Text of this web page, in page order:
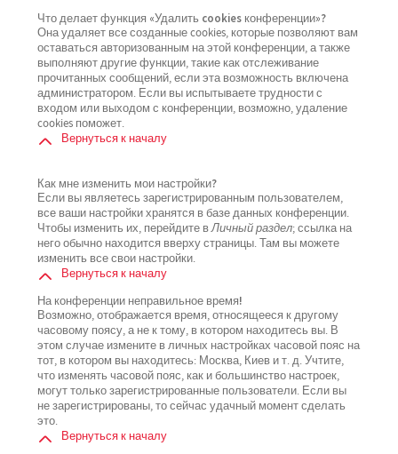
Что делает функция «Удалить cookies конференции»?
Она удаляет все созданные cookies, которые позволяют вам
оставаться авторизованным на этой конференции, а также
выполняют другие функции, такие как отслеживание
прочитанных сообщений, если эта возможность включена
администратором. Если вы испытываете трудности с
входом или выходом с конференции, возможно, удаление
cookies поможет.
Вернуться к началу
Как мне изменить мои настройки?
Если вы являетесь зарегистрированным пользователем,
все ваши настройки хранятся в базе данных конференции.
Чтобы изменить их, перейдите вЛичный раздел; ссылка на
него обычно находится вверху страницы. Там вы можете
изменить все свои настройки.
Вернуться к началу
На конференции неправильное время!
Возможно, отображается время, относящееся к другому
часовому поясу, а не к тому, в котором находитесь вы. В
этом случае измените в личных настройках часовой пояс на
тот, в котором вы находитесь: Москва, Киев и т. д. Учтите,
что изменять часовой пояс, как и большинство настроек,
могут только зарегистрированные пользователи. Если вы
не зарегистрированы, то сейчас удачный момент сделать
это.
Вернуться к началу